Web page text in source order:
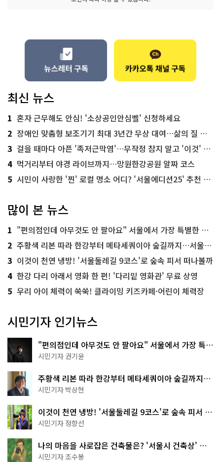
최신 뉴스
1 혼자 근무해도 안심! '소상공인안심벨' 신청하세요
2 장애인 맞춤형 보조기기 최대 3년간 무상 대여…삶의 질 높인다
3 걸을 때마다 아픈 '족저근막염'…무작정 참지 말고 '이것' 해보세요!
4 먹거리부터 야경 라이브까지…망원한강공원 알짜 코스
5 시민이 사랑한 '찐' 로컬 명소 어디? '서울에디션25' 추천 코스
많이 본 뉴스
1 "편의점인데 아무것도 안 팔아요" 서울에서 가장 특별한 편의점의 정체
2 주황색 리본 따라 한강부터 메타세쿼이아 숲길까지…서울둘레길 15코스
3 이것이 천연 냉방! '서울둘레길 9코스'로 숲속 피서 떠나볼까
4 한강 다리 아래서 영화 한 편! '다리밑 영화관' 무료 상영
5 우리 아이 체력이 쑥쑥! 클라이밍 키즈카페·어린이 체력장
시민기자 인기뉴스
"편의점인데 아무것도 안 팔아요" 서울에서 가장 특별
한 편의점의 정체
시민기자 권기윤
주황색 리본 따라 한강부터 메타세쿼이아 숲길까지…
서울둘레길 15코스
시민기자 박상현
이것이 천연 냉방! '서울둘레길 9코스'로 숲속 피서 떠
나볼까
시민기자 정향선
나의 마음을 사로잡은 건축물은? '서울시 건축상' 수
상작 공개!
시민기자 조수봉